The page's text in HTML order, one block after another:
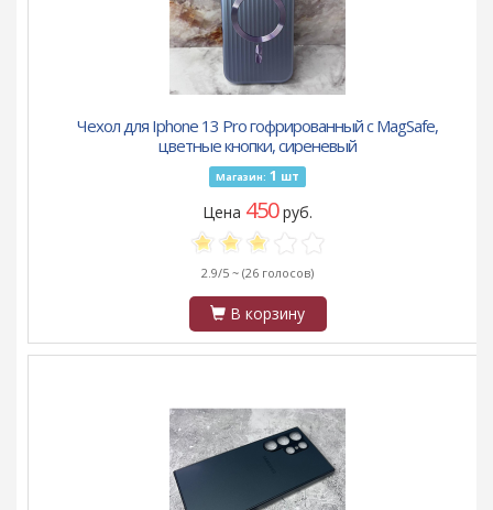
Чехол для Iphone 13 Pro гофрированный с MagSafe,
цветные кнопки, сиреневый
Магазин: 1 шт
Цена 450руб.
2.9/5 ~ (26 голосов)
В корзину